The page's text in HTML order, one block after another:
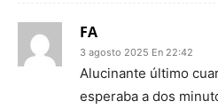
FA
3 agosto 2025 En 22:42
Alucinante último
esperaba a dos